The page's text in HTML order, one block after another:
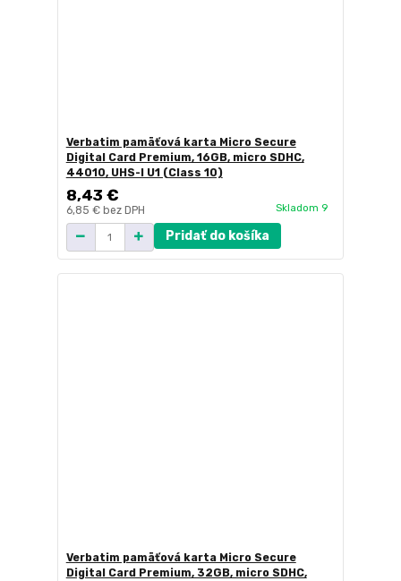
Verbatim pamäťová karta Micro Secure
Digital Card Premium, 16GB, micro SDHC,
44010, UHS-I U1 (Class 10)
8,43 €
6,85 € bez DPH Skladom 9
Pridať do košíka
Verbatim pamäťová karta Micro Secure
Digital Card Premium, 32GB, micro SDHC,